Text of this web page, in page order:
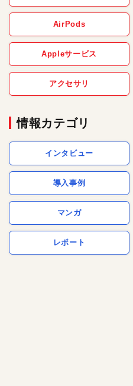
AirPods
Appleサービス
アクセサリ
情報カテゴリ
インタビュー
導入事例
マンガ
レポート